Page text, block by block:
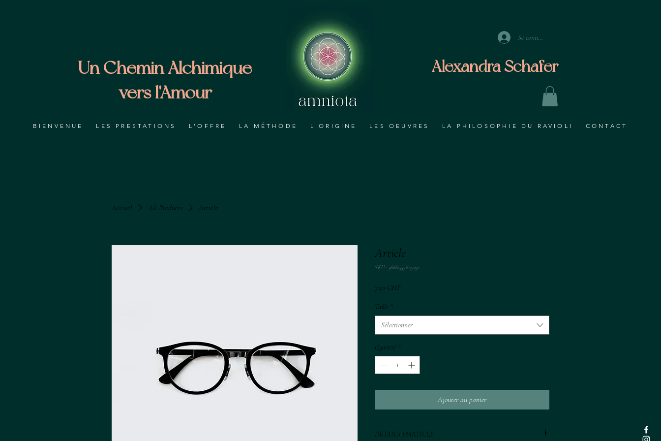
Un Chemin Alchimique
vers l'Amour
Alexandra Schafer
Se connecter
BIENVENUE LES PRESTATIONS L'OFFRE LA MÉTHODE L'ORIGINE LES OEUVRES LA PHILOSOPHIE DU RAVIOLI CONTACT
Accueil All Products Article
Article
SKU : 366615376135191
7.50 CHFPrix
Taille *
Sélectionner
Quantité *
Ajouter au panier
DÉTAILS D'ARTICLE